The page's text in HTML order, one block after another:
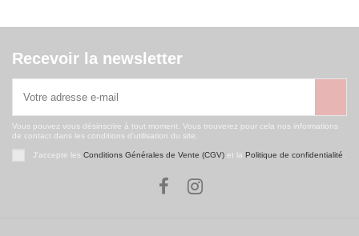
Recevoir la newsletter
Vous pouvez vous désinscrire à tout moment. Vous trouverez pour cela nos informations
de contact dans les conditions d'utilisation du site.
J'accepte les Conditions Générales de Vente (CGV)et la Politique de confidentialité